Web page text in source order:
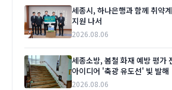
세종시, 하나은행과 함께 취약
지원 나서
2026.08.06
세종소방, 봄철 화재 예방 평가
아이디어 '축광 유도선' 빛 발해
2026.08.06